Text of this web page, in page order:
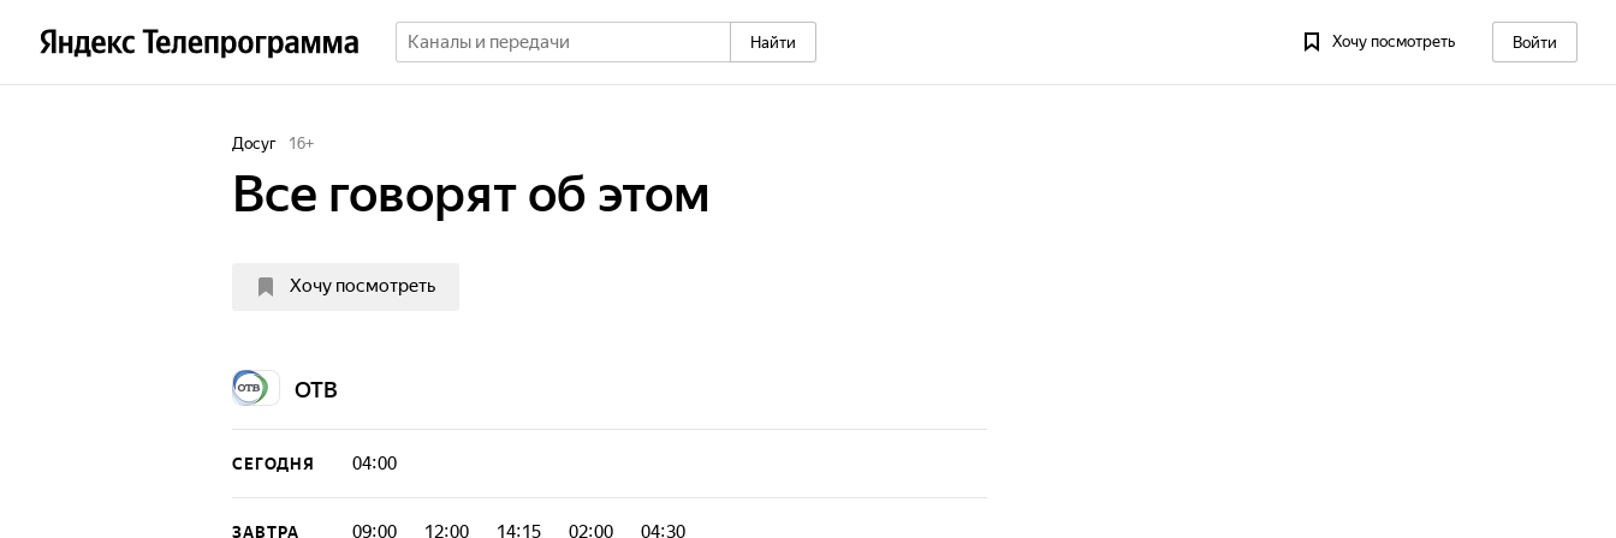
Найти Хочу посмотреть Войти
Досуг 16+
Все говорят об этом
Хочу посмотреть
ОТВ
СЕГОДНЯ 04:00
ЗАВТРА 09:00 12:00 14:15 02:00 04:30